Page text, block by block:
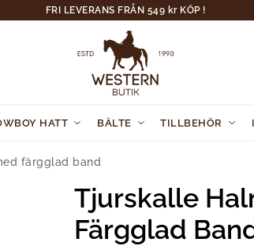
FRI LEVERANS FRÅN 549 kr KÖP !
HATT BÄLTE TILLBEHÖR
färgglad band
Tjurskalle
Färgglad